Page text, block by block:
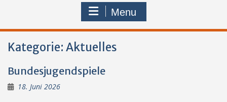
Menu
Kategorie: Aktuelles
Bundesjugendspiele
18. Juni 2026